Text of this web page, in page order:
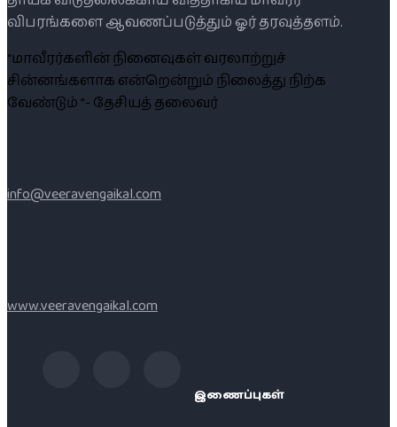
விபரங்களை ஆவணப்படுத்தும் ஓர் தரவுத்தளம்.
“மாவீரர்களின் நினைவுகள் வரலாற்றுச்
சின்னங்களாக என்றென்றும் நிலைத்து நிற்க
வேண்டும் ”- தேசியத் தலைவர்
info@veeravengaikal.com
www.veeravengaikal.com
இணைப்புகள்